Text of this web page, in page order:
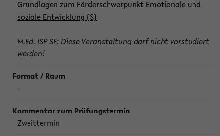
Grundlagen zum Förderschwerpunkt Emotionale und
soziale Entwicklung (S)
M.Ed. ISP SF: Diese Veranstaltung darf nicht vorstudiert
werden!
-
Zweittermin